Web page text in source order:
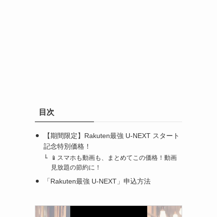
目次
【期間限定】Rakuten最強 U-NEXT スタート
記念特別価格！
📱スマホも動画も、まとめてこの価格！動画
見放題の節約に！
「Rakuten最強 U-NEXT」申込方法